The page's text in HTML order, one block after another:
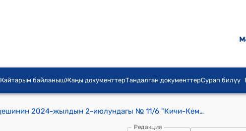
Кайтарым байланышЖаңы документтерТандалган документтерСурап билүү
Кичи-Кемин айылдык кеӊешинин 2024-жылдын 2-июлундагы № 11/6 "Кичи-Кемин айыл аймагында жайгашкан “Айыл чарба багытындагы жерлер” категориясынан “Өнөр жай, транспорт, байланыш, энергетика, коргонуу жана башка багыттагы жерлер” категориясына которуу (трансформациялоо) жөнүндө" токтому
Редакция